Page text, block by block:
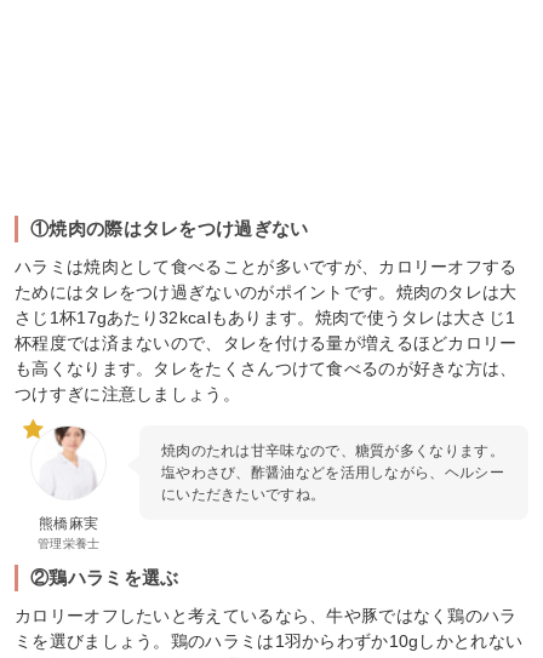
①焼肉の際はタレをつけ過ぎない
ハラミは焼肉として食べることが多いですが、カロリーオフする
ためにはタレをつけ過ぎないのがポイントです。焼肉のタレは大
さじ1杯17gあたり32kcalもあります。焼肉で使うタレは大さじ1
杯程度では済まないので、タレを付ける量が増えるほどカロリー
も高くなります。タレをたくさんつけて食べるのが好きな方は、
つけすぎに注意しましょう。
熊橋麻実
管理栄養士
焼肉のたれは甘辛味なので、糖質が多くなります。
塩やわさび、酢醤油などを活用しながら、ヘルシー
にいただきたいですね。
②鶏ハラミを選ぶ
カロリーオフしたいと考えているなら、牛や豚ではなく鶏のハラ
ミを選びましょう。鶏のハラミは1羽からわずか10gしかとれない